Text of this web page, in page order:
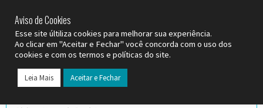
Aviso de Cookies
Esse site últiliza cookies para melhorar sua experiência.
Ao clicar em "Aceitar e Fechar" você concorda com o uso dos
cookies e com os termos e políticas do site.
Leia Mais Aceitar e Fechar